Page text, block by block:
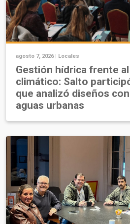
agosto 7, 2026 | Locales
Gestión hídrica frente
climático: Salto
que analizó diseños
aguas urbanas